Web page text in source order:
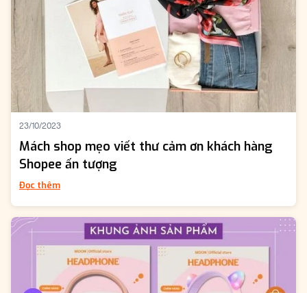
23/10/2023
Mách shop mẹo viết thư cảm ơn khách hàng
Shopee ấn tượng
Đọc thêm